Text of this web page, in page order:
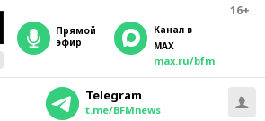
16+
прямой
эфир
Канал в
MAX
max.ru/bfm
Telegram
t.me/BFMnews